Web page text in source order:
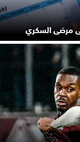
مرضى السكري